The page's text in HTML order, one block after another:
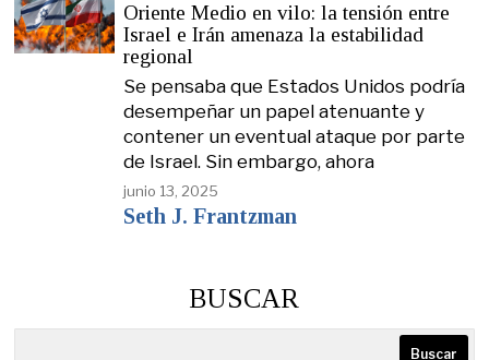
Oriente Medio en vilo: la tensión entre
Israel e Irán amenaza la estabilidad
regional
Se pensaba que Estados Unidos podría
desempeñar un papel atenuante y
contener un eventual ataque por parte
de Israel. Sin embargo, ahora
junio 13, 2025
Seth J. Frantzman
BUSCAR
Buscar